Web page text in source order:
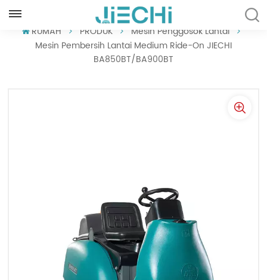
Tiếng Việt
Indonesia
RUMAH PRODUK
Mesin Penggosok Lantai
Mesin Pembersih Lantai Medium Ride-On JIECHI
BA850BT/BA900BT